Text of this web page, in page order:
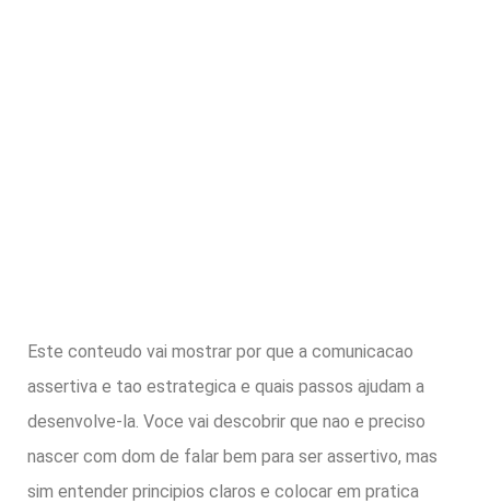
Este conteudo vai mostrar por que a comunicacao
assertiva e tao estrategica e quais passos ajudam a
desenvolve-la. Voce vai descobrir que nao e preciso
nascer com dom de falar bem para ser assertivo, mas
sim entender principios claros e colocar em pratica